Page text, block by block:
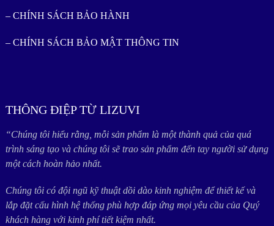
– CHÍNH SÁCH BẢO HÀNH
– CHÍNH SÁCH BẢO MẬT THÔNG TIN
THÔNG ĐIỆP TỪ LIZUVI
“Chúng tôi hiểu rằng, mỗi sản phẩm là một thành quả của quá
trình sáng tạo và chúng tôi sẽ trao sản phẩm đến tay người sử dụng
một cách hoàn hảo nhất.
Chúng tôi có đội ngũ kỹ thuật dồi dào kinh nghiệm để thiết kế và
lắp đặt cấu hình hệ thống phù hợp đáp ứng mọi yêu cầu của Quý
khách hàng với kinh phí tiết kiệm nhất.